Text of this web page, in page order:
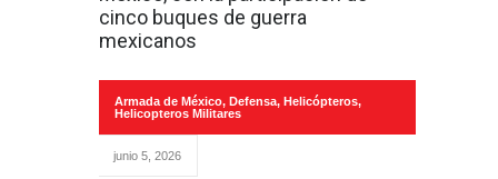
cinco buques de guerra
mexicanos
Armada de México, Defensa, Helicópteros,
Helicopteros Militares
junio 5, 2026